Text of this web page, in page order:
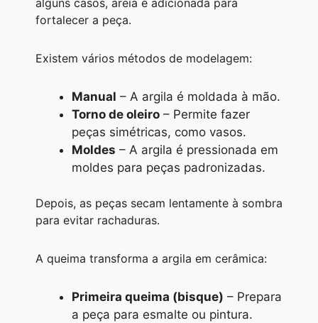
fortalecer a peça.
Existem vários métodos de modelagem:
Manual – A argila é moldada à mão.
Torno de oleiro – Permite fazer
peças simétricas, como vasos.
Moldes – A argila é pressionada em
moldes para peças padronizadas.
Depois, as peças secam lentamente à sombra
para evitar rachaduras.
A queima transforma a argila em cerâmica:
Primeira queima (bisque) – Prepara
a peça para esmalte ou pintura.